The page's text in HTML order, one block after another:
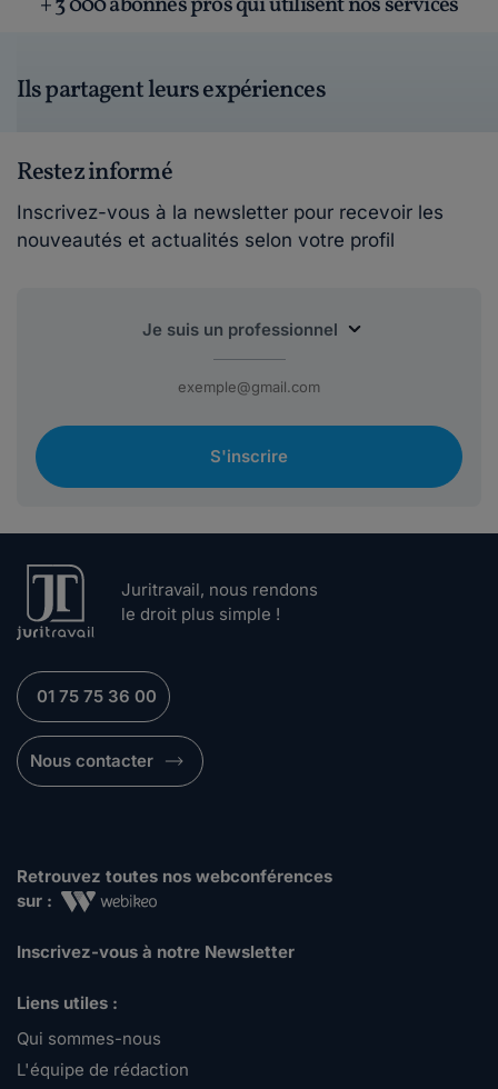
Ils partagent leurs expériences
Restez informé
Inscrivez-vous à la newsletter pour recevoir les
nouveautés et actualités selon votre profil
S'inscrire
Juritravail, nous rendons
le droit plus simple !
01 75 75 36 00
Nous contacter
Retrouvez toutes nos webconférences
sur :
Inscrivez-vous à notre Newsletter
Liens utiles :
Qui sommes-nous
L'équipe de rédaction